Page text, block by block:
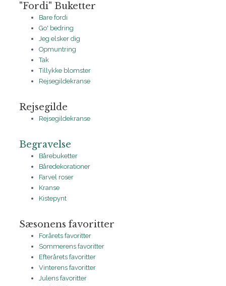
"Fordi" Buketter
Bare fordi
Go' bedring
Jeg elsker dig
Opmuntring
Tak
Tillykke blomster
Rejsegildekranse
Rejsegilde
Rejsegildekranse
Begravelse
Bårebuketter
Båredekorationer
Farvel roser
Kranse
Kistepynt
Sæsonens favoritter
Forårets favoritter
Sommerens favoritter
Efterårets favoritter
Vinterens favoritter
Julens favoritter